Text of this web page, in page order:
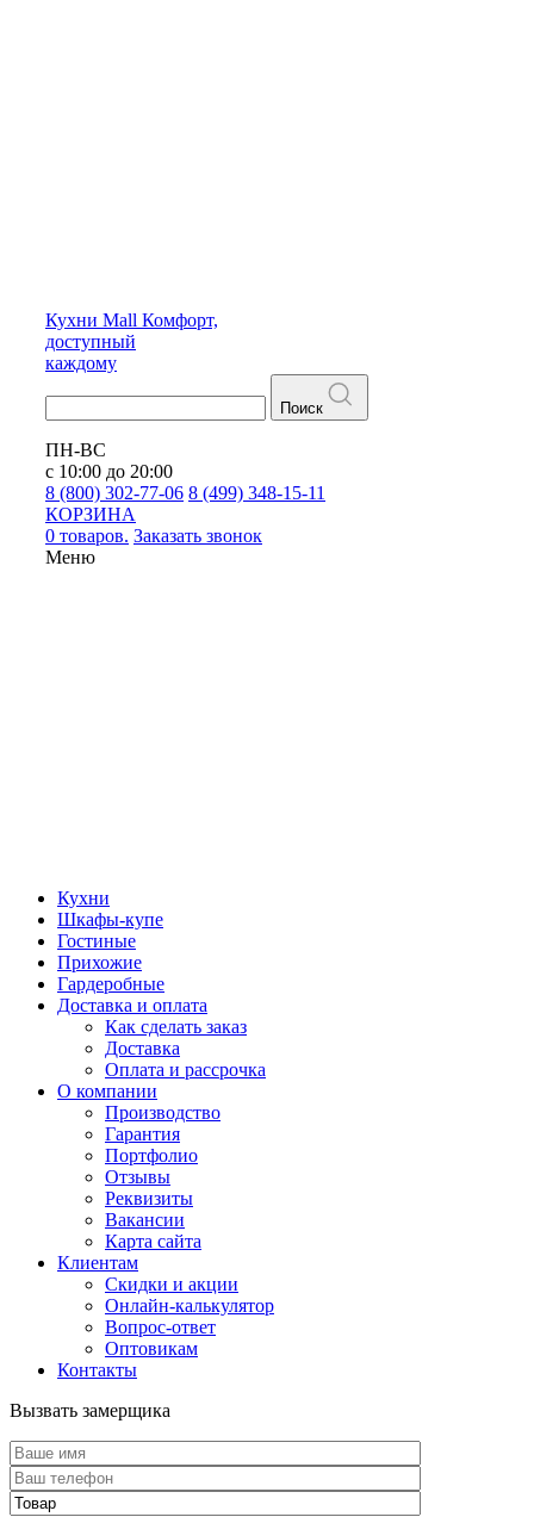
Кухни Mall Комфорт,
доступный
каждому
Поиск
ПН-ВС
с 10:00 до 20:00
8 (800) 302-77-06 8 (499) 348-15-11
КОРЗИНА
0 товаров. Заказать звонок
Меню
Кухни
Шкафы-купе
Гостиные
Прихожие
Гардеробные
Доставка и оплата
Как сделать заказ
Доставка
Оплата и рассрочка
О компании
Производство
Гарантия
Портфолио
Отзывы
Реквизиты
Вакансии
Карта сайта
Клиентам
Скидки и акции
Онлайн-калькулятор
Вопрос-ответ
Оптовикам
Контакты
Вызвать замерщика